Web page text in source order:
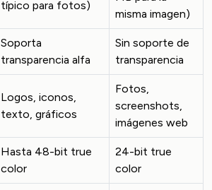
típico para fotos)
misma imagen)
Soporta
transparencia alfa
Sin soporte de
transparencia
Logos, iconos,
texto, gráficos
Fotos,
screenshots,
imágenes web
Hasta 48-bit true
color
24-bit true
color